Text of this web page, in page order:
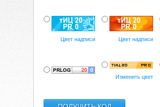
Цвет надписи Цвет надписи
Изменить цвет